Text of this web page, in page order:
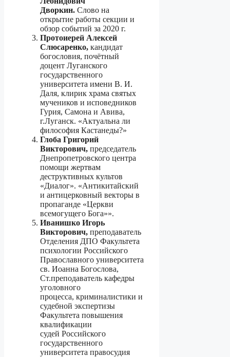
Дворкин. Слово на
открытие работы секции и
обзор событий за 2020 г.
Протоиерей Алексей
Слюсаренко, кандидат
богословия, почётный
доцент Луганского
государственного
университета имени В. И.
Даля, клирик храма святых
мучеников и исповедников
Гурия, Самона и Авива,
г.Луганск. «Актуальна ли
философия Кастанеды?»
Глоба Григорий
Викторович, председатель
Днепропетровского центра
помощи жертвам
деструктивных культов
«Диалог». «Антикитайский
и антицерковный векторы в
пропаганде «Церкви
всемогущего Бога»».
Иванишко Игорь
Викторович, преподаватель
Отделения ДПО Факультета
психологии Российского
Православного университета
св. Иоанна Богослова,
Ст.преподаватель кафедры
уголовного
процесса, криминалистики и
судебной экспертизы
Факультета повышения
квалификации
судей Российского
государственного
университета правосудия